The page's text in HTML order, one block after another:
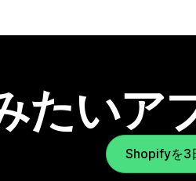
たいア
Shopifyを3